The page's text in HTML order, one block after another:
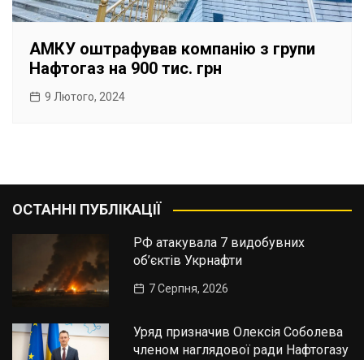
АМКУ оштрафував компанію з групи
Нафтогаз на 900 тис. грн
9 Лютого, 2024
ОСТАННІ ПУБЛІКАЦІЇ
РФ атакувала 7 видобувних
об’єктів Укрнафти
7 Серпня, 2026
Уряд призначив Олексія Соболева
членом наглядової ради Нафтогазу